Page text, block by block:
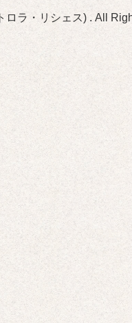
ロラ・リシェス) . All